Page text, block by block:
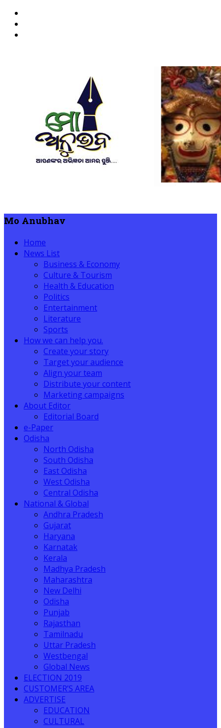
Mo Anubhav
Home
News List
Business & Economy
Culture & Tourism
Health & Education
Politics
Entertainment
Literature
Sports
How we can help you.
Create your story
Target your audience
Align your team
Distribute your content
Marketing campaigns
About Editor
Editorial Board
e-Paper
Odisha
North Odisha
South Odisha
East Odisha
West Odisha
Central Odisha
National & Global
Andhra Pradesh
Gujarat
Haryana
Karnatak
Kerala
Madhya Pradesh
Maharashtra
New Delhi
Odisha
Punjab
Rajasthan
Tamilnadu
Uttar Pradesh
Westbengal
Global News
ELECTION 2019
CUSTOMER’S AREA
ADVERTISE
EDUCATION
CULTURAL